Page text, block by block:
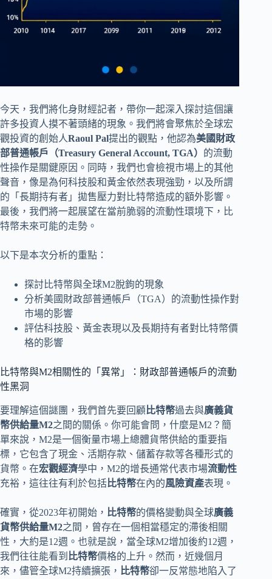
今天，我們將化身財經記者，帶你一起深入探討這個讓
許多投資人摸不著頭緒的現象。我們將會聚焦於全球宏
觀投資的創始人Raoul Pal提出的觀點，他認為美國財政
部普通帳戶（Treasury General Account, TGA） 的流動
性操作是關鍵原因。同時，我們也會檢視市場上的其他
聲音，像是為何科技股和黃金依然表現強勁，以及所謂
的「長期持有者」拋售壓力對比特幣造成的額外影響。
最後，我們將一起展望在當前脆弱的流動性環境下，比
特幣未來可能的走勢。
以下是本次分析的重點：
探討比特幣與全球M2脫鉤的現象
分析美國財政部普通帳戶（TGA）的流動性操作對
市場的影響
評估科技股、黃金表現以及長期持有者對比特幣價
格的影響
比特幣與M2相關性的「異常」：財政部普通帳戶的流動
性黑洞
要理解這個謎團，我們首先要回顧 比特幣過去與廣義貨
幣供給量M2之間的關係。你可能會問，什麼是M2？簡
單來說，M2是一個衡量市場上總體貨幣供給的重要指
標，它包含了現金、活期存款、儲蓄存款等各種形式的
貨幣。在宏觀經濟學中，M2的增長通常代表市場流動性
充裕，這往往有利於包括 比特幣在內的風險資產表現。
確實，從2023年初開始， 比特幣的價格變動與全球廣義
貨幣供給量M2之間，曾存在一個相當穩定的滯後相關
性，大約是12週。也就是說，當全球M2增加後約12週，
我們往往能看到 比特幣價格的上升。然而，近幾個月
來，儘管全球M2持續擴張， 比特幣卻一反常態地陷入了